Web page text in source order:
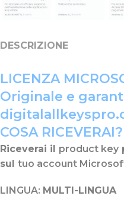
DESCRIZIONE
LICENZA
Originale e
COSA RICEVERAI?
Riceverai il product key
sul tuo account
LINGUA: MULTI-LINGUA